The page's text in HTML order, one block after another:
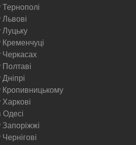
Тернополі
Львові
Луцьку
Кременчуці
Черкасах
Полтаві
Кропивницькому
Харкові
Одесі
Запоріжжі